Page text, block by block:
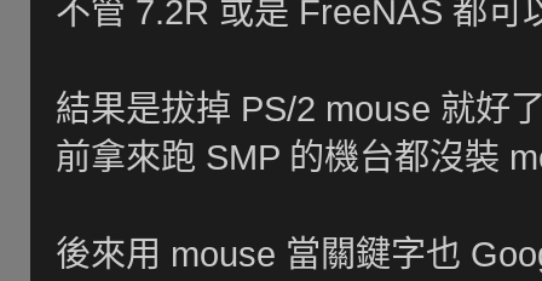
不管 7.2R 或是 FreeNAS 都可
結果是拔掉 PS/2 mouse 就好
前拿來跑 SMP 的機台都沒裝
後來用 mouse 當關鍵字也